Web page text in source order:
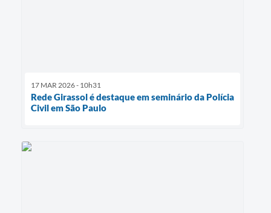
17 MAR 2026 - 10h31
Rede Girassol é destaque em seminário da Polícia
Civil em São Paulo